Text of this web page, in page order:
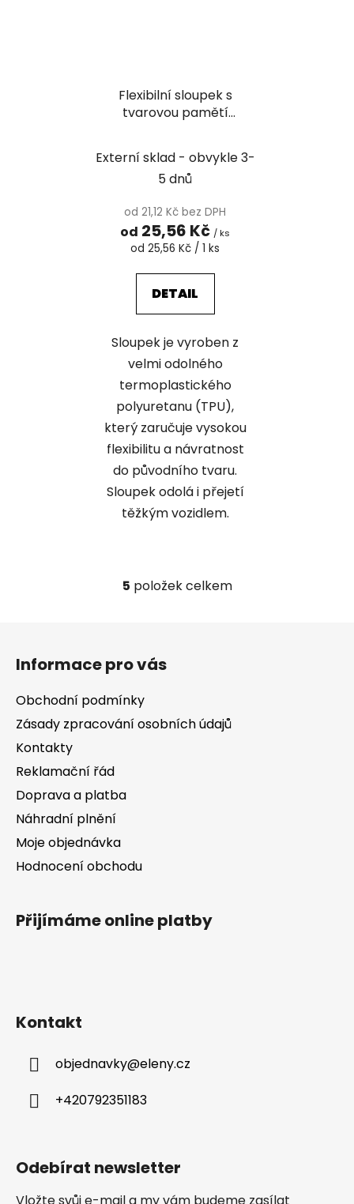
Flexibilní sloupek s
tvarovou pamětí
Externí sklad - obvykle 3-
5 dnů
od 21,12 Kč bez DPH
od 25,56 Kč / ks
Měrná
od 25,56 Kč / 1 ks
DETAIL
Sloupek je vyroben z
velmi odolného
termoplastického
polyuretanu (TPU),
který zaručuje vysokou
flexibilitu a návratnost
do původního tvaru.
Sloupek odolá i přejetí
těžkým vozidlem.
O
í
p
5 položek celkem
Informace pro vás
Obchodní podmínky
Zásady zpracování osobních údajů
Kontakty
Reklamační řád
Doprava a platba
Náhradní plnění
Moje objednávka
Hodnocení obchodu
Přijímáme online platby
Kontakt
objednavky@eleny.cz
+420792351183
Odebírat newsletter
Vložte svůj e-mail a my vám budeme zasílat